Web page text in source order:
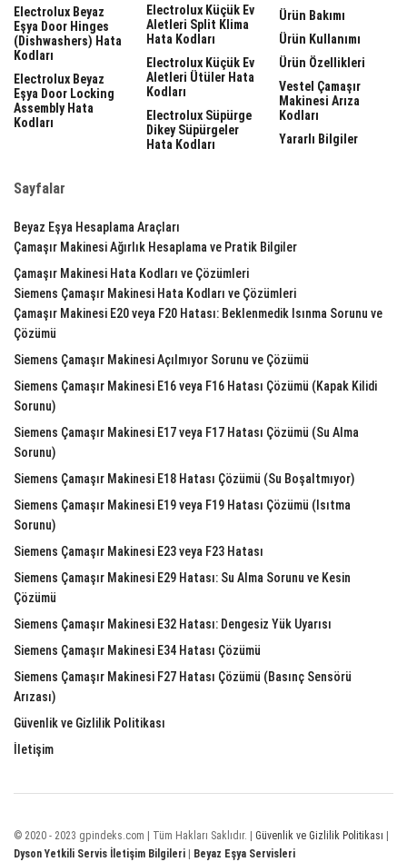
Electrolux Beyaz
Eşya Door Hinges
(dishwashers) Hata
Kodları
Electrolux Beyaz
Eşya Door Locking
Assembly Hata
Kodları
Electrolux Küçük Ev
Aletleri Split Klima
Hata Kodları
Electrolux Küçük Ev
Aletleri Ütüler Hata
Kodları
Electrolux Süpürge
Dikey Süpürgeler
Hata Kodları
Ürün Bakımı
Ürün Kullanımı
Ürün Özellikleri
Vestel Çamaşır
Makinesi Arıza
Kodları
Yararlı Bilgiler
Sayfalar
Beyaz Eşya Hesaplama Araçları
Çamaşır Makinesi Ağırlık Hesaplama ve Pratik Bilgiler
Çamaşır Makinesi Hata Kodları ve Çözümleri
Siemens Çamaşır Makinesi Hata Kodları ve Çözümleri
Çamaşır Makinesi E20 veya F20 Hatası: Beklenmedik Isınma Sorunu ve
Çözümü
Siemens Çamaşır Makinesi Açılmıyor Sorunu ve Çözümü
Siemens Çamaşır Makinesi E16 veya F16 Hatası Çözümü (Kapak Kilidi
Sorunu)
Siemens Çamaşır Makinesi E17 veya F17 Hatası Çözümü (Su Alma
Sorunu)
Siemens Çamaşır Makinesi E18 Hatası Çözümü (Su Boşaltmıyor)
Siemens Çamaşır Makinesi E19 veya F19 Hatası Çözümü (Isıtma
Sorunu)
Siemens Çamaşır Makinesi E23 veya F23 Hatası
Siemens Çamaşır Makinesi E29 Hatası: Su Alma Sorunu ve Kesin
Çözümü
Siemens Çamaşır Makinesi E32 Hatası: Dengesiz Yük Uyarısı
Siemens Çamaşır Makinesi E34 Hatası Çözümü
Siemens Çamaşır Makinesi F27 Hatası Çözümü (Basınç Sensörü
Arızası)
Güvenlik ve Gizlilik Politikası
İletişim
© 2020 - 2023 gpindeks.com | Tüm Hakları Saklıdır. | Güvenlik ve Gizlilik Politikası |
Dyson Yetkili Servis İletişim Bilgileri | Beyaz Eşya Servisleri